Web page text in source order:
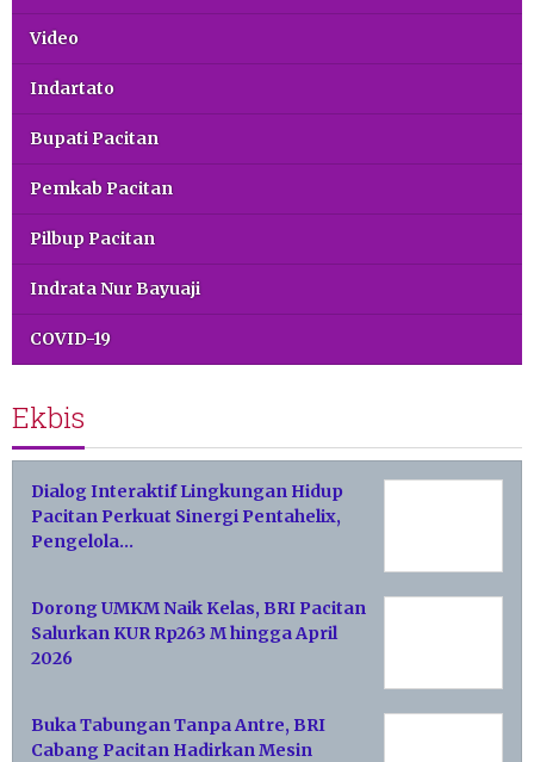
Video
Indartato
Bupati Pacitan
Pemkab Pacitan
Pilbup Pacitan
Indrata Nur Bayuaji
COVID-19
Ekbis
Dialog Interaktif Lingkungan Hidup
Pacitan Perkuat Sinergi Pentahelix,
Pengelola…
Dorong UMKM Naik Kelas, BRI Pacitan
Salurkan KUR Rp263 M hingga April
2026
Buka Tabungan Tanpa Antre, BRI
Cabang Pacitan Hadirkan Mesin